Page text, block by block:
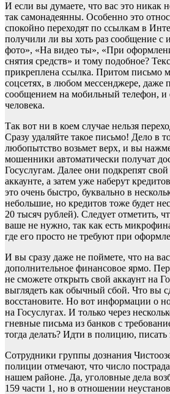
И если вы думаете, что вас это никак
так самонадеянны. Особенно это
спокойно переходят по ссылкам в
получили ли вы хоть раз сообщение
фото», «На видео ты», «При
снятия средств» и тому подобное?
прикреплена ссылка. Притом письмо
соцсетях, в любом мессенджере, даже
сообщением на мобильный телефон, и
человека.
Так вот ни в коем случае нельзя
Сразу удаляйте такое письмо! Дело в
любопытство возьмет верх, и вы
мошенники автоматически получат
Госуслугам. Далее они подкрепят
аккаунте, а затем уже наберут
это очень быстро, буквально в
небольшие, но кредитов тоже будет
20 тысяч рублей). Следует отметить,
ваше не нужно, так как есть
где его просто не требуют при
И вы сразу даже не поймете, что на
дополнительное финансовое ярмо.
не сможете открыть свой аккаунт на
выглядеть как обычный сбой. Что вы
восстановите. Но вот информации о
на Госуслугах. И только через
гневные письма из банков с
тогда делать? Идти в полицию, писать
Сотрудники группы дознания
полиции отмечают, что число
нашем районе. Да, уголовные дела
159 части 1, но в отношении